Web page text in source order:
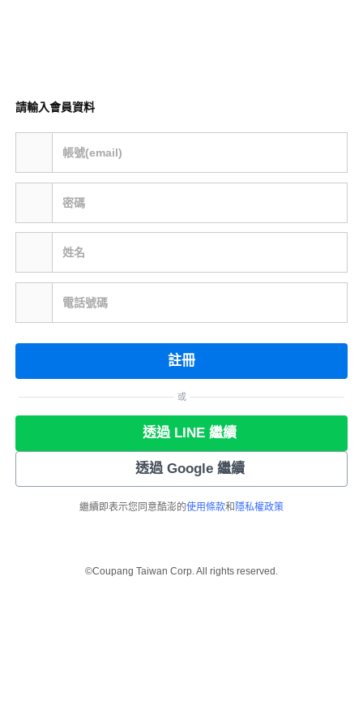
請輸入會員資料
帳號(email)
密碼
姓名
電話號碼
註冊
或
透過 LINE 繼續
透過 Google 繼續
繼續即表示您同意酷澎的使用條款和 隱私權政策
©Coupang Taiwan Corp. All rights reserved.